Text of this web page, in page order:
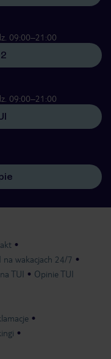
09:00–21:00
09:00–21:00
na wakacjach 24/7
TUI Opinie TUI